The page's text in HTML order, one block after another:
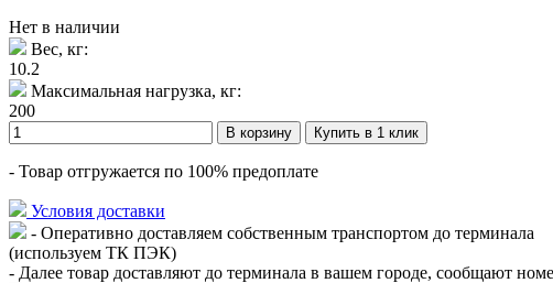
Нет в наличии
Вес, кг:
10.2
Максимальная нагрузка, кг:
200
В корзину Купить в 1 клик
- Товар отгружается по 100% предоплате
Условия доставки
- Оперативно доставляем собственным транспортом до терминала
(используем ТК ПЭК)
- Далее товар доставляют до терминала в вашем городе, сообщают